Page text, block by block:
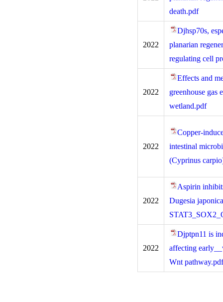
death.pdf
2022
Djhsp70s,
planarian
regulating cell
2022
Effects and
greenhouse gas
wetland.pdf
2022
Copper-
intestinal
(Cyprinus
2022
Aspirin
Dugesia
2022
Djptpn11 is
affecting
Wnt pathway.pdf